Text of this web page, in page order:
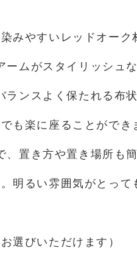
みやすいレッドオーク
ムがスタイリッシュな
ランスよく保たれる布
も楽に座ることができ
置き方や置き場所も
明るい雰囲気がとって
選びいただけます）